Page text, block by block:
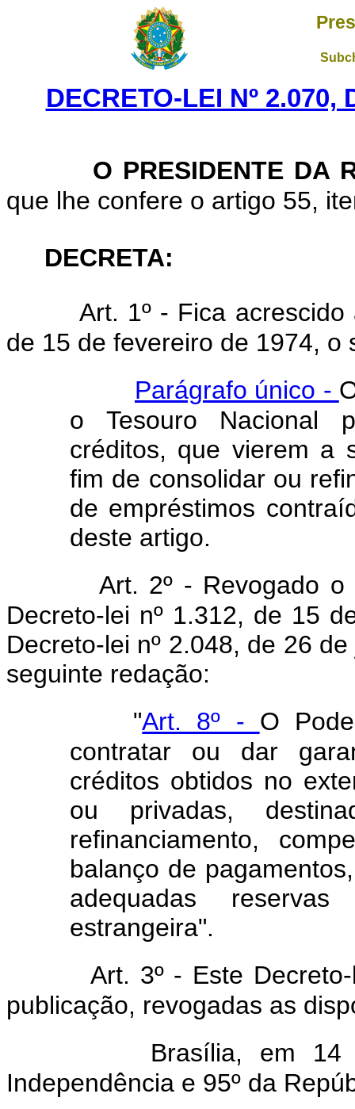
DECRETO-LEI Nº 2.070,
O PRESIDENTE DA
que lhe confere o artigo 55,
DECRETA:
Art. 1º - Fica
de 15 de fevereiro de 1974, o
Parágrafo único -
o Tesouro Nacional
créditos, que vierem a
fim de consolidar ou
de empréstimos
deste artigo.
Art. 2º - Revogado
Decreto-lei nº 1.312, de 15
Decreto-lei nº 2.048, de 26
seguinte redação:
"Art. 8º - O
contratar ou dar
créditos obtidos no
ou privadas,
refinanciamento,
balanço de
adequadas
estrangeira".
Art. 3º - Este Decreto-
publicação, revogadas as
Brasília, em 14
Independência e 95º da